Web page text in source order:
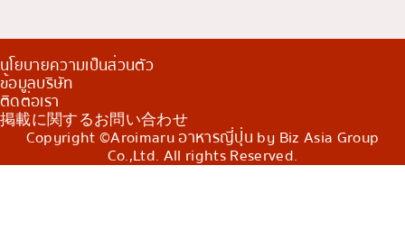
นโยบายความเป็นส่วนตัว
ข้อมูลบริษัท
ติดต่อเรา
掲載に関するお問い合わせ
Copyright ©Aroimaru อาหารญี่ปุ่น by Biz Asia Group
Co.,Ltd. All rights Reserved.